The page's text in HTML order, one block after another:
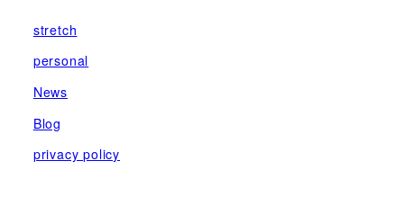
stretch
personal
News
Blog
privacy policy